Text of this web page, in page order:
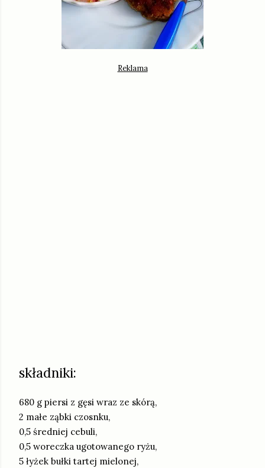
składniki:
680 g piersi z gęsi wraz ze skórą,
2 małe ząbki czosnku,
0,5 średniej cebuli,
0,5 woreczka ugotowanego ryżu,
5 łyżek bułki tartej mielonej,